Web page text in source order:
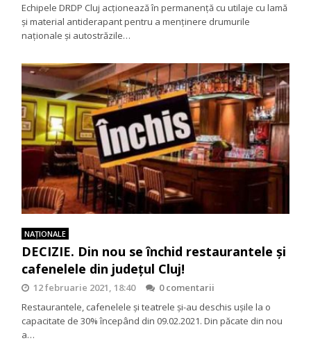
Echipele DRDP Cluj acționează în permanență cu utilaje cu lamă
și material antiderapant pentru a menținere drumurile
naționale și autostrăzile…
NAŢIONALE
DECIZIE. Din nou se închid restaurantele și
cafenelele din județul Cluj!
12 februarie 2021, 18:40
0 comentarii
Restaurantele, cafenelele și teatrele și-au deschis ușile la o
capacitate de 30% începând din 09.02.2021. Din păcate din nou
a…